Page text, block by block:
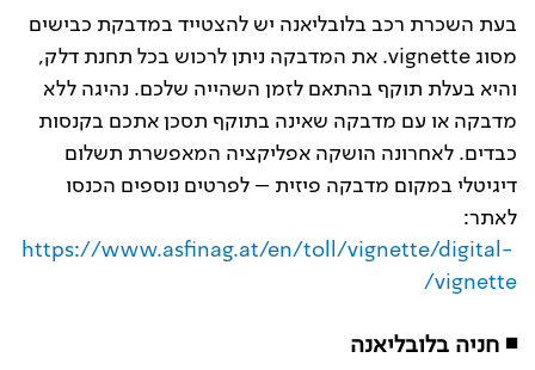
בעת השכרת רכב בלובליאנה יש להצטייד במדבקת כבישים
מסוג vignette. את המדבקה ניתן לרכוש בכל תחנת דלק,
והיא בעלת תוקף בהתאם לזמן השהייה שלכם. נהיגה ללא
מדבקה או עם מדבקה שאינה בתוקף תסכן אתכם בקנסות
כבדים. לאחרונה הושקה אפליקציה המאפשרת תשלום
דיגיטלי במקום מדבקה פיזית – לפרטים נוספים הכנסו
לאתר:
https://www.asfinag.at/en/toll/vignette/digital-
vignette/
◾ חניה בלובליאנה